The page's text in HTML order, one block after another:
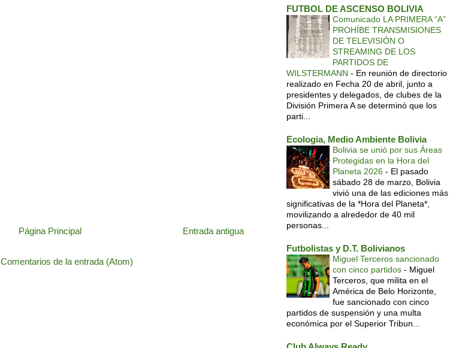
Entrada antigua
Página Principal
Comentarios de la entrada (Atom)
FUTBOL DE ASCENSO BOLIVIA
Comunicado LA PRIMERA “A”
PROHÍBE TRANSMISIONES
DE TELEVISIÓN O
STREAMING DE LOS
PARTIDOS DE
WILSTERMANN - En reunión de directorio
realizado en Fecha 20 de abril, junto a
presidentes y delegados, de clubes de la
División Primera A se determinó que los
parti...
Ecologia, Medio Ambiente Bolivia
Bolivia se unió por sus Áreas
Protegidas en la Hora del
Planeta 2026 - El pasado
sábado 28 de marzo, Bolivia
vivió una de las ediciones más
significativas de la *Hora del Planeta*,
movilizando a alrededor de 40 mil
personas...
Futbolistas y D.T. Bolivianos
Miguel Terceros sancionado
con cinco partidos - Miguel
Terceros, que milita en el
América de Belo Horizonte,
fue sancionado con cinco
partidos de suspensión y una multa
económica por el Superior Tribun...